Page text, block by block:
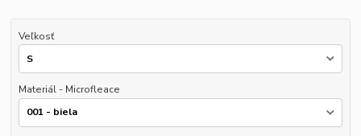
Veľkosť
Materiál - Microfleace